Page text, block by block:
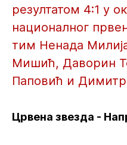
резултатом 4:1 у
националног
тим Ненада
Мишић, Даворин
Паповић и
Црвена звезда -